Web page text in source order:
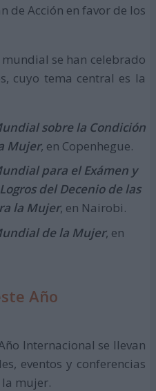
de Acción en favor de los
se han celebrado
cuyo tema central es la
sobre la Condición
Mujer, en Copenhegue.
para el Exámen y
del Decenio de las
la Mujer, en Nairobi.
de la Mujer, en
Año
Internacional se llevan
eventos y conferencias
mujer.